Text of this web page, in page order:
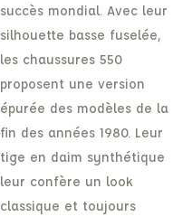
succès mondial. Avec leur
silhouette basse fuselée,
les chaussures 550
proposent une version
épurée des modèles de la
fin des années 1980. Leur
tige en daim synthétique
leur confère un look
classique et toujours